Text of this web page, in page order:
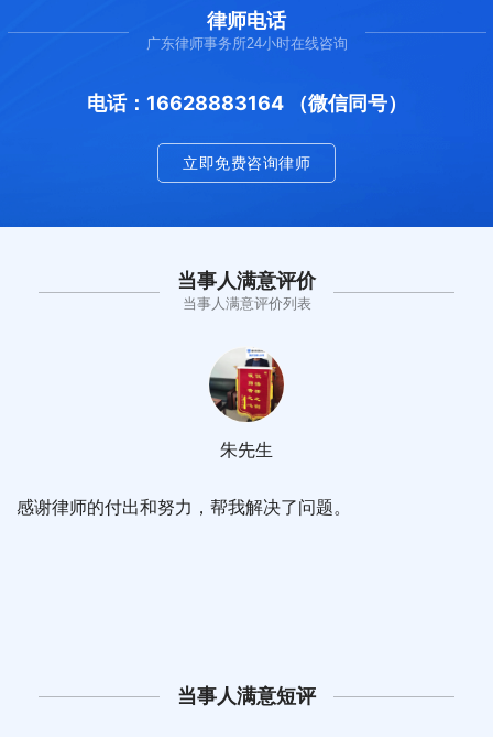
律师电话
广东律师事务所24小时在线咨询
电话：16628883164 （微信同号）
立即免费咨询律师
当事人满意评价
当事人满意评价列表
感谢律师的付出和努力，帮我解决了问题。
朱先生
当事人满意短评